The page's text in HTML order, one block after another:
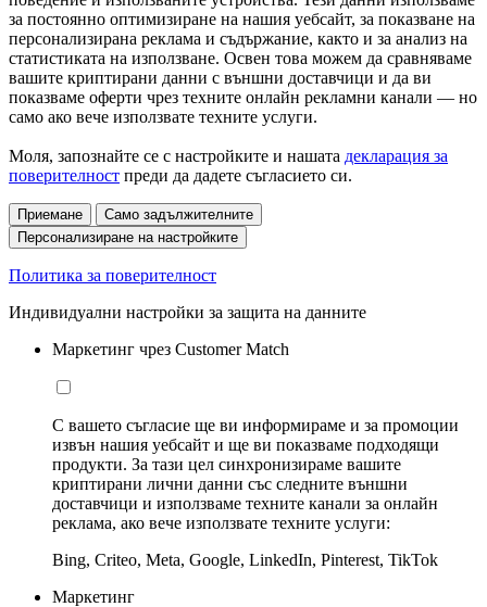
за постоянно оптимизиране на нашия уебсайт, за показване на
персонализирана реклама и съдържание, както и за анализ на
статистиката на използване. Освен това можем да сравняваме
вашите криптирани данни с външни доставчици и да ви
показваме оферти чрез техните онлайн рекламни канали — но
само ако вече използвате техните услуги.
Моля, запознайте се с настройките и нашата декларация за
поверителност преди да дадете съгласието си.
Приемане
Само задължителните
Персонализиране на настройките
Политика за поверителност
Индивидуални настройки за защита на данните
Маркетинг чрез Customer Match
С вашето съгласие ще ви информираме и за промоции
извън нашия уебсайт и ще ви показваме подходящи
продукти. За тази цел синхронизираме вашите
криптирани лични данни със следните външни
доставчици и използваме техните канали за онлайн
реклама, ако вече използвате техните услуги:
Bing, Criteo, Meta, Google, LinkedIn, Pinterest, TikTok
Маркетинг